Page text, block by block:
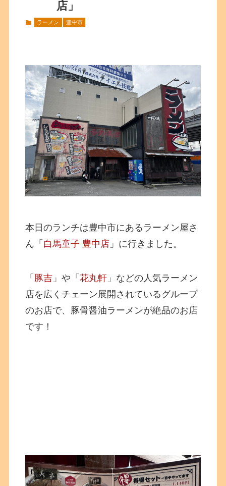
店」
ラーメン 豊中市
本日のランチは豊中市にあるラーメン屋さ
ん「 白馬童子 豊中店 」に行きました。
「 豚吉 」や「花丸軒 」などの人気ラーメン
店を広くチェーン展開されているグループ
のお店で、豚骨醤油ラーメンが絶品のお店
です！